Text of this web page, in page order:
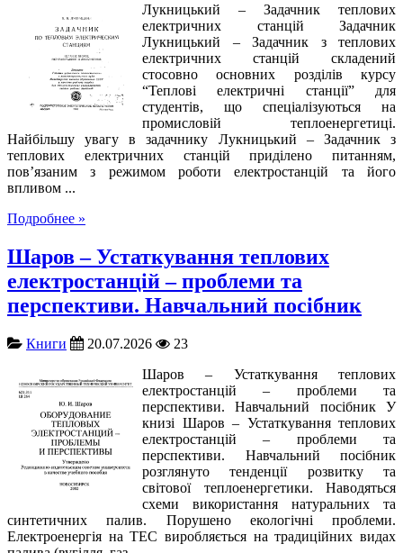
Лукницький – Задачник теплових
електричних станцій Задачник
Лукницький – Задачник з теплових
електричних станцій складений
стосовно основних розділів курсу
“Теплові електричні станції” для
студентів, що спеціалізуються на
промисловій теплоенергетиці.
Найбільшу увагу в задачнику Лукницький – Задачник з
теплових електричних станцій приділено питанням,
пов’язаним з режимом роботи електростанцій та його
впливом ...
Подробнее »
Шаров – Устаткування теплових
електростанцій – проблеми та
перспективи. Навчальний посібник
Книги 20.07.2026
23
Шаров – Устаткування теплових
електростанцій – проблеми та
перспективи. Навчальний посібник У
книзі Шаров – Устаткування теплових
електростанцій – проблеми та
перспективи. Навчальний посібник
розглянуто тенденції розвитку та
світової теплоенергетики. Наводяться
схеми використання натуральних та
синтетичних палив. Порушено екологічні проблеми.
Електроенергія на ТЕС виробляється на традиційних видах